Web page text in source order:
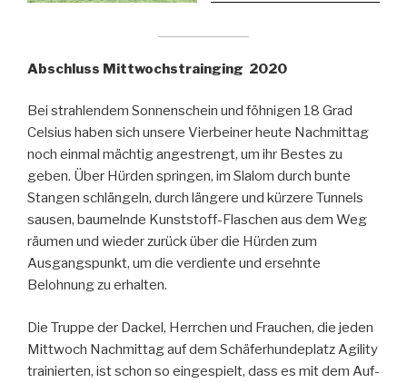
Abschluss Mittwochstrainging 2020
Bei strahlendem Sonnenschein und föhnigen 18 Grad
Celsius haben sich unsere Vierbeiner heute Nachmittag
noch einmal mächtig angestrengt, um ihr Bestes zu
geben. Über Hürden springen, im Slalom durch bunte
Stangen schlängeln, durch längere und kürzere Tunnels
sausen, baumelnde Kunststoff-Flaschen aus dem Weg
räumen und wieder zurück über die Hürden zum
Ausgangspunkt, um die verdiente und ersehnte
Belohnung zu erhalten.
Die Truppe der Dackel, Herrchen und Frauchen, die jeden
Mittwoch Nachmittag auf dem Schäferhundeplatz Agility
trainierten, ist schon so eingespielt, dass es mit dem Auf-